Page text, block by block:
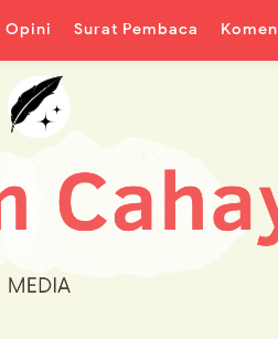
Opini Surat Pembaca